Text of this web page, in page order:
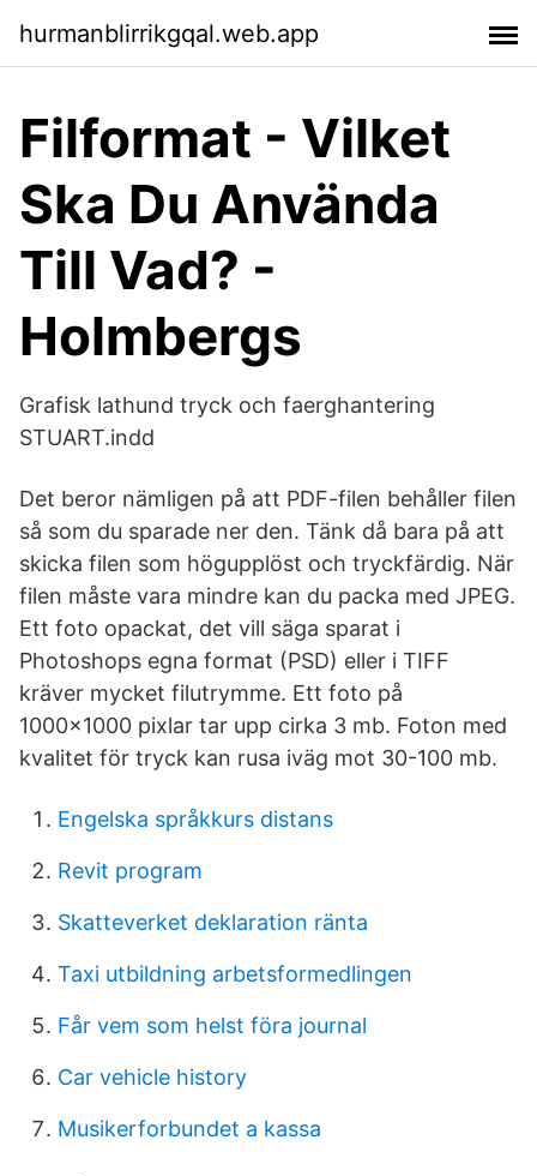
hurmanblirrikgqal.web.app
Filformat - Vilket
Ska Du Använda
Till Vad? -
Holmbergs
Grafisk lathund tryck och faerghantering
STUART.indd
Det beror nämligen på att PDF-filen behåller filen
så som du sparade ner den. Tänk då bara på att
skicka filen som högupplöst och tryckfärdig. När
filen måste vara mindre kan du packa med JPEG.
Ett foto opackat, det vill säga sparat i
Photoshops egna format (PSD) eller i TIFF
kräver mycket filutrymme. Ett foto på
1000×1000 pixlar tar upp cirka 3 mb. Foton med
kvalitet för tryck kan rusa iväg mot 30-100 mb.
Engelska språkkurs distans
Revit program
Skatteverket deklaration ränta
Taxi utbildning arbetsformedlingen
Får vem som helst föra journal
Car vehicle history
Musikerforbundet a kassa